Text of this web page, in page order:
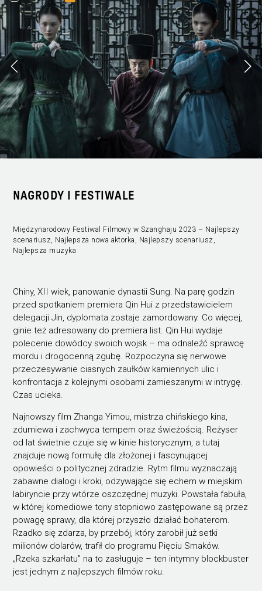
NAGRODY I FESTIWALE
Międzynarodowy Festiwal Filmowy w Szanghaju 2023 – Najlepszy
scenariusz, Najlepsza nowa aktorka, Najlepszy scenariusz,
Najlepsza muzyka
Chiny, XII wiek, panowanie dynastii Sung. Na parę godzin
przed spotkaniem premiera Qin Hui z przedstawicielem
delegacji Jin, dyplomata zostaje zamordowany. Co więcej,
ginie też adresowany do premiera list. Qin Hui wydaje
polecenie dowódcy swoich wojsk – ma odnaleźć sprawcę
mordu i drogocenną zgubę. Rozpoczyna się nerwowe
przeczesywanie ciasnych zaułków kamiennych ulic i
konfrontacja z kolejnymi osobami zamieszanymi w intrygę.
Czas ucieka.
Najnowszy film Zhanga Yimou, mistrza chińskiego kina,
zdumiewa i zachwyca tempem oraz świeżością. Reżyser
od lat świetnie czuje się w kinie historycznym, a tutaj
znajduje nową formułę dla złożonej i fascynującej
opowieści o politycznej zdradzie. Rytm filmu wyznaczają
zabawne dialogi i kroki, odzywające się echem w miejskim
labiryncie przy wtórze oszczędnej muzyki. Powstała fabuła,
w której komediowe tony stopniowo zastępowane są przez
powagę sprawy, dla której przyszło działać bohaterom.
Rzadko się zdarza, by przebój, który zarobił już setki
milionów dolarów, trafił do programu Pięciu Smaków.
„Rzeka szkarłatu” na to zasługuje – ten intymny blockbuster
jest jednym z najlepszych filmów roku.